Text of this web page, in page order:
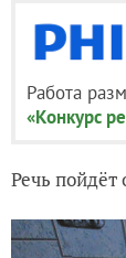
Работа
«Конкурс
Речь пойдёт